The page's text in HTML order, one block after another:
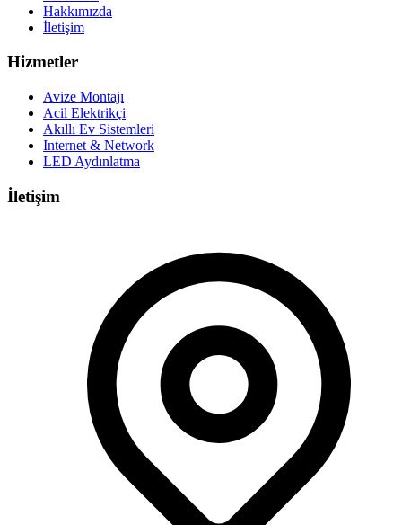
Hakkımızda
İletişim
Hizmetler
Avize Montajı
Acil Elektrikçi
Akıllı Ev Sistemleri
Internet & Network
LED Aydınlatma
İletişim